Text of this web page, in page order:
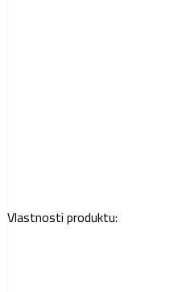
Vlastnosti produktu: